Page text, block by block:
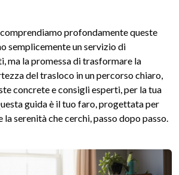
profondamente queste
semplicemente un servizio di
ma la promessa di trasformare la
del trasloco in un percorso chiaro,
concrete e consigli esperti, per la tua
guida è il tuo faro, progettata per
serenità che cerchi, passo dopo passo.